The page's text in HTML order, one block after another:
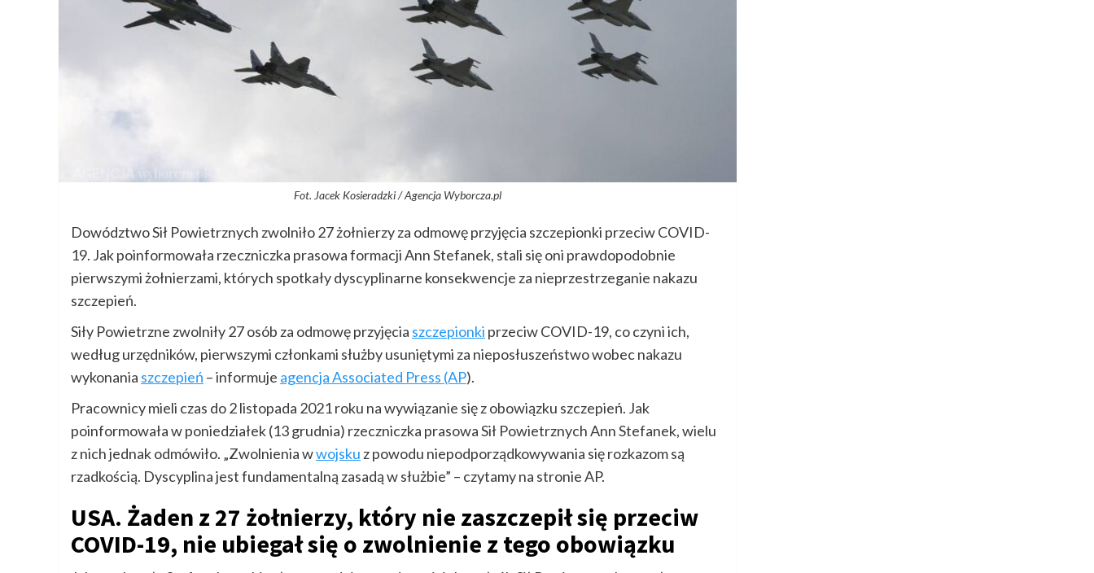
Fot. Jacek Kosieradzki / Agencja Wyborcza.pl
Dowództwo Sił Powietrznych zwolniło 27 żołnierzy za odmowę przyjęcia szczepionki przeciw COVID-
19. Jak poinformowała rzeczniczka prasowa formacji Ann Stefanek, stali się oni prawdopodobnie
pierwszymi żołnierzami, których spotkały dyscyplinarne konsekwencje za nieprzestrzeganie nakazu
szczepień.
Siły Powietrzne zwolniły 27 osób za odmowę przyjęcia szczepionki przeciw COVID-19, co czyni ich,
według urzędników, pierwszymi członkami służby usuniętymi za nieposłuszeństwo wobec nakazu
wykonania szczepień – informuje agencja Associated Press (AP).
Pracownicy mieli czas do 2 listopada 2021 roku na wywiązanie się z obowiązku szczepień. Jak
poinformowała w poniedziałek (13 grudnia) rzeczniczka prasowa Sił Powietrznych Ann Stefanek, wielu
z nich jednak odmówiło. „Zwolnienia wwojsku z powodu niepodporządkowywania się rozkazom są
rzadkością. Dyscyplina jest fundamentalną zasadą w służbie” – czytamy na stronie AP.
USA. Żaden z 27 żołnierzy, który nie zaszczepił się przeciw
COVID-19, nie ubiegał się o zwolnienie z tego obowiązku